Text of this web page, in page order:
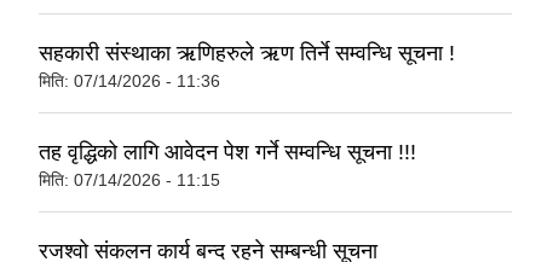
सहकारी संस्थाका ऋणिहरुले ऋण तिर्ने सम्वन्धि सूचना !
मिति: 07/14/2026 - 11:36
तह वृद्धिको लागि आवेदन पेश गर्ने सम्वन्धि सूचना !!!
मिति: 07/14/2026 - 11:15
रजश्वो संकलन कार्य बन्द रहने सम्बन्धी सूचना